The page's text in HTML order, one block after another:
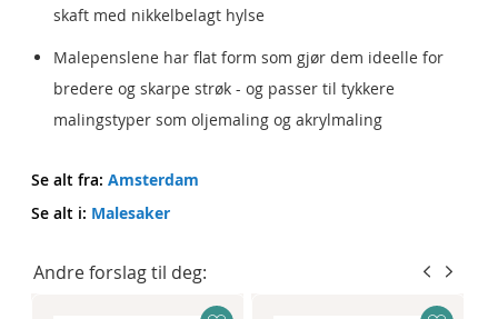
skaft med nikkelbelagt hylse
Malepenslene har flat form som gjør dem ideelle for
bredere og skarpe strøk - og passer til tykkere
malingstyper som oljemaling og akrylmaling
Se alt fra:Amsterdam
Se alt i: Malesaker
Andre forslag til deg: